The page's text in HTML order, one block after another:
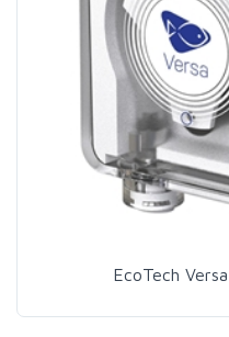
EcoTech